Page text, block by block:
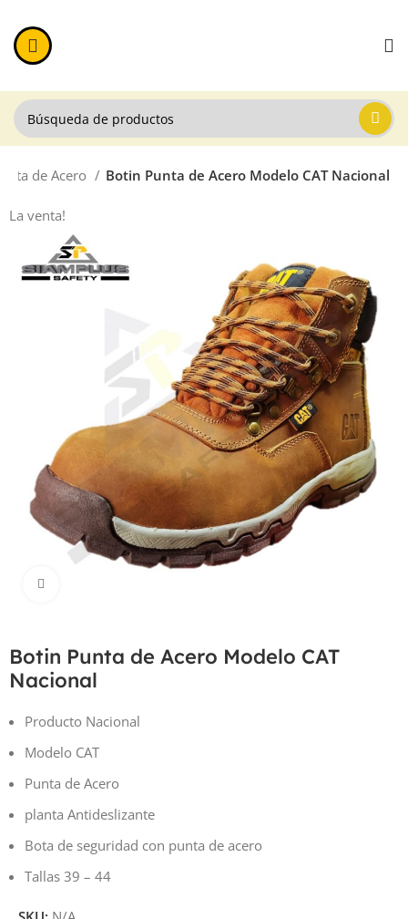
de Acero Botin Punta de Acero Modelo CAT Nacional
La venta!
Botin Punta de Acero Modelo CAT
Nacional
Producto Nacional
Modelo CAT
Punta de Acero
planta Antideslizante
Bota de seguridad con punta de acero
Tallas 39 – 44